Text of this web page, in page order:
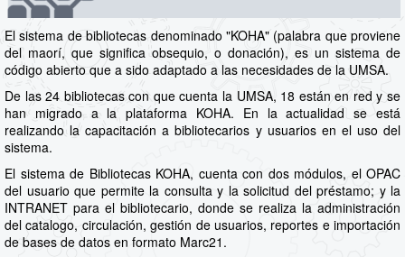
El sistema de bibliotecas denominado "KOHA" (palabra que proviene
del maorí, que significa obsequio, o donación), es un sistema de
código abierto que a sido adaptado a las necesidades de la UMSA.
De las 24 bibliotecas con que cuenta la UMSA, 18 están en red y se
han migrado a la plataforma KOHA. En la actualidad se está
realizando la capacitación a bibliotecarios y usuarios en el uso del
sistema.
El sistema de Bibliotecas KOHA, cuenta con dos módulos, el OPAC
del usuario que permite la consulta y la solicitud del préstamo; y la
INTRANET para el bibliotecario, donde se realiza la administración
del catalogo, circulación, gestión de usuarios, reportes e importación
de bases de datos en formato Marc21.